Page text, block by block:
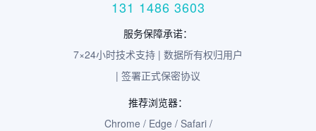
131 1486 3603
服务保障承诺：
7×24小时技术支持 | 数据所有权归用户
| 签署正式保密协议
推荐浏览器：
Chrome / Edge / Safari /